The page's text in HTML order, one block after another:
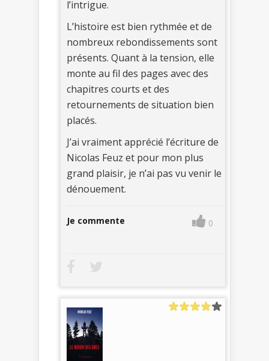
l’intrigue.
L’histoire est bien rythmée et de
nombreux rebondissements sont
présents. Quant à la tension, elle
monte au fil des pages avec des
chapitres courts et des
retournements de situation bien
placés.
J’ai vraiment apprécié l’écriture de
Nicolas Feuz et pour mon plus
grand plaisir, je n’ai pas vu venir le
dénouement.
Je commente 0